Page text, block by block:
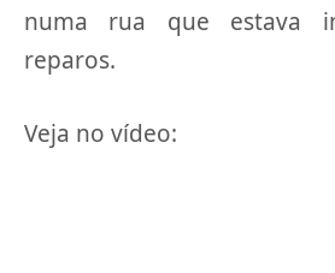
numa rua que estava
reparos.
Veja no vídeo: